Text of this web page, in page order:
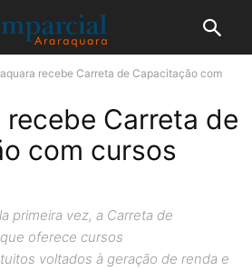
recebe Carreta de Capacitação com
recebe Carreta de
com cursos
primeira vez, a Carreta de
oferece cursos
voltados à geração de renda e